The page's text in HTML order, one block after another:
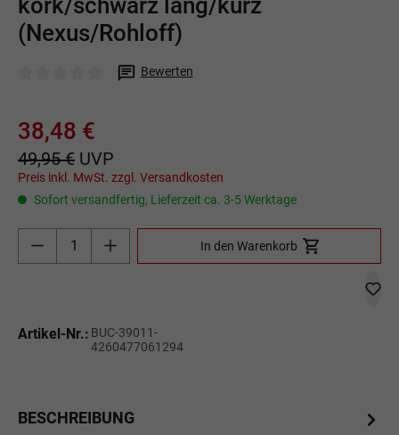
kork/schwarz lang/kurz
(Nexus/Rohloff)
Bewerten
38,48 €
49,95 € UVP
Preis inkl. MwSt. zzgl. Versandkosten
Sofort versandfertig, Lieferzeit ca. 3-5 Werktage
Produkt Anzahl: Gib den gewünschten Wert
In den Warenkorb
Artikel-Nr.: BUC-39011-
4260477061294
BESCHREIBUNG